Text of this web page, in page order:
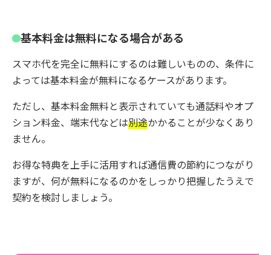
基本料金は無料になる場合がある
スマホ代を完全に無料にするのは難しいものの、条件に
よっては基本料金が無料になるケースがあります。
ただし、基本料金無料と表示されていても通話料やオプ
ション料金、端末代などは別途かかることが少なくあり
ません。
お得な特典を上手に活用すれば通信費の節約につながり
ますが、何が無料になるのかをしっかり把握したうえで
契約を検討しましょう。